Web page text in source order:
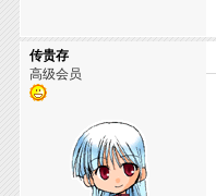
传贵存
高级会员